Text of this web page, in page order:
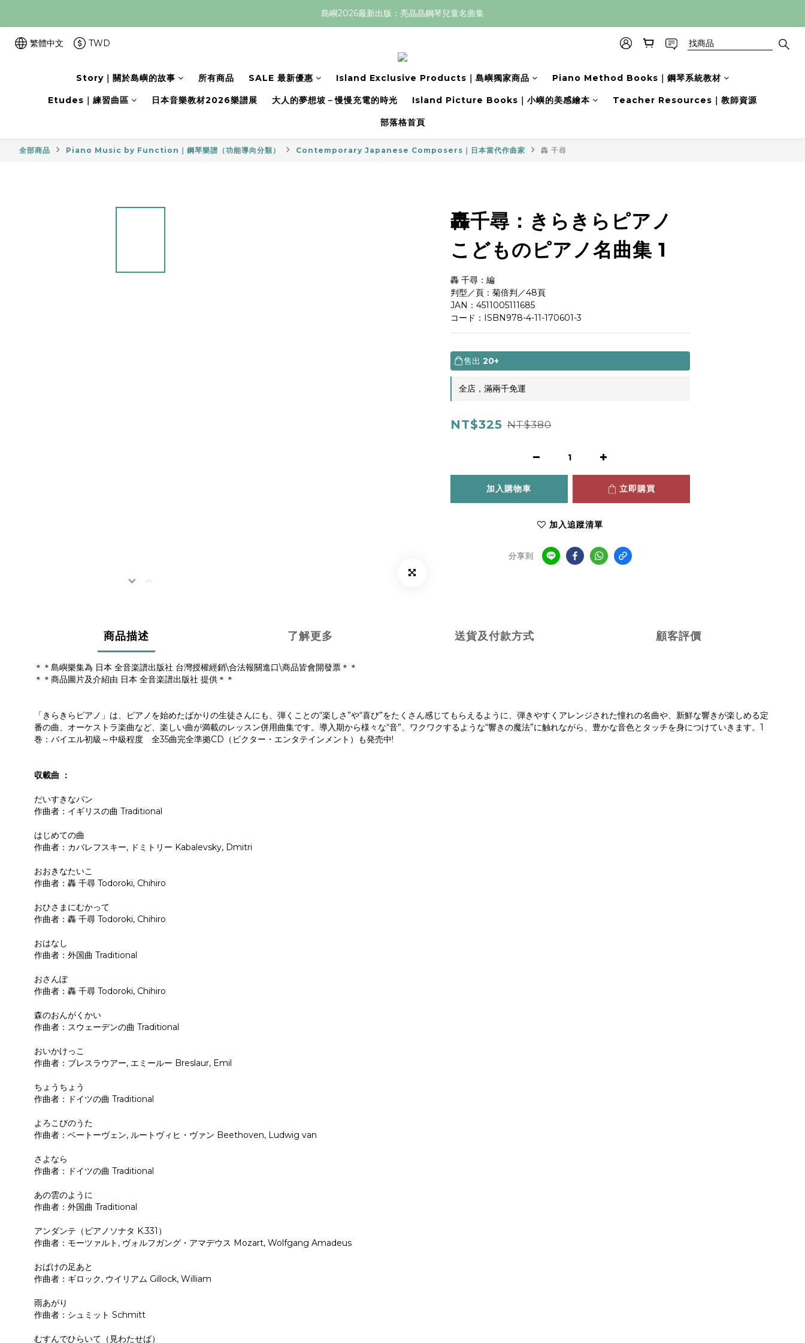
島嶼2026最新出版：亮晶晶鋼琴兒童名曲集
繁體中文 TWD
Story｜關於島嶼的故事 所有商品 SALE 最新優惠 Island Exclusive Products｜島嶼獨家商品 Piano Method Books｜鋼琴系統教材
Etudes｜練習曲區 日本音樂教材2026樂譜展 大人的夢想坡－慢慢充電的時光 Island Picture Books｜小嶼的美感繪本 Teacher Resources｜教師資源
部落格首頁
全部商品 Piano Music by Function｜鋼琴樂譜（功能導向分類） Contemporary Japanese Composers｜日本當代作曲家 轟 千尋
轟千尋：きらきらピアノ
こどものピアノ名曲集 1
轟 千尋：編
判型／頁：菊倍判／48頁
JAN：4511005111685
コード：ISBN978-4-11-170601-3
售出 20+
全店，滿兩千免運
NT$325 NT$380
加入購物車 立即購買
加入追蹤清單
分享到
商品描述 了解更多 送貨及付款方式 顧客評價
＊＊島嶼樂集為 日本 全音楽譜出版社 台灣授權經銷\合法報關進口\商品皆會開發票＊＊
＊＊商品圖片及介紹由 日本 全音楽譜出版社 提供＊＊
「きらきらピアノ」は、ピアノを始めたばかりの生徒さんにも、弾くことの“楽しさ”や“喜び”をたくさん感じてもらえるように、弾きやすくアレンジされた憧れの名曲や、新鮮な響きが楽しめる定
番の曲、オーケストラ楽曲など、楽しい曲が満載のレッスン併用曲集です。導入期から様々な“音”、ワクワクするような“響きの魔法”に触れながら、豊かな音色とタッチを身につけていきます。1
巻：バイエル初級～中級程度 全35曲完全準拠CD（ビクター・エンタテインメント）も発売中!
収載曲 ：
だいすきなパン
作曲者：イギリスの曲 Traditional
はじめての曲
作曲者：カバレフスキー, ドミトリー Kabalevsky, Dmitri
おおきなたいこ
作曲者：轟 千尋 Todoroki, Chihiro
おひさまにむかって
作曲者：轟 千尋 Todoroki, Chihiro
おはなし
作曲者：外国曲 Traditional
おさんぽ
作曲者：轟 千尋 Todoroki, Chihiro
森のおんがくかい
作曲者：スウェーデンの曲 Traditional
おいかけっこ
作曲者：ブレスラウアー, エミールー Breslaur, Emil
ちょうちょう
作曲者：ドイツの曲 Traditional
よろこびのうた
作曲者：ベートーヴェン, ルートヴィヒ・ヴァン Beethoven, Ludwig van
さよなら
作曲者：ドイツの曲 Traditional
あの雲のように
作曲者：外国曲 Traditional
アンダンテ（ピアノソナタ K.331）
作曲者：モーツァルト, ヴォルフガング・アマデウス Mozart, Wolfgang Amadeus
おばけの足あと
作曲者：ギロック, ウイリアム Gillock, William
雨あがり
作曲者：シュミット Schmitt
むすんでひらいて（見わたせば）